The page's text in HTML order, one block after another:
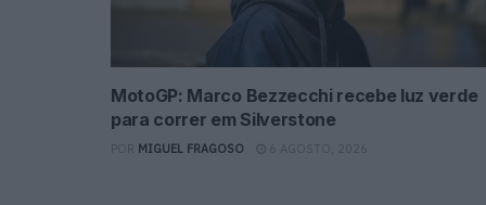
MotoGP: Marco Bezzecchi recebe luz verde
para correr em Silverstone
MIGUEL FRAGOSO 6 AGOSTO, 2026